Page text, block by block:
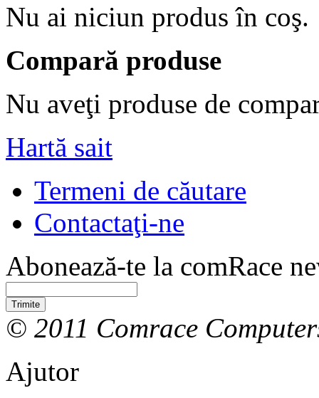
Nu ai niciun produs în coş.
Compară produse
Nu aveţi produse de
Hartă sait
Termeni de căutare
Contactaţi-ne
Abonează-te la comRace
Trimite
© 2011 Comrace
Ajutor